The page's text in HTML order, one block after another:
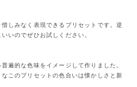
しみなく表現できるプリセットです。逆
いのでぜひお試しください。
遍的な色味をイメージして作りました。
このプリセットの色合いは懐かしさと新